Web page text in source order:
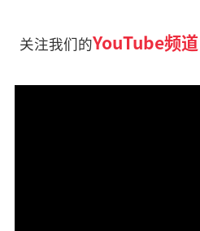
关注我们的YouTube频道